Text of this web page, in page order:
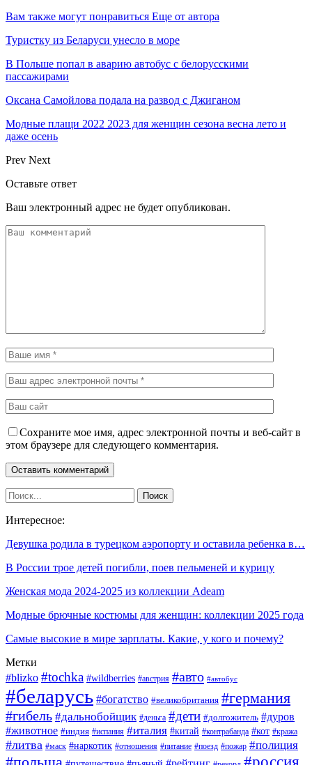
Вам также могут понравиться Еще от автора
Туристку из Беларуси унесло в море
В Польше попал в аварию автобус с белорусскими
пассажирами
Оксана Самойлова подала на развод с Джиганом
Модные плащи 2022 2023 для женщин сезона весна лето и
даже осень
Prev Next
Оставьте ответ
Ваш электронный адрес не будет опубликован.
Сохраните мое имя, адрес электронной почты и веб-сайт в
этом браузере для следующего комментария.
Интересное:
Девушка родила в турецком аэропорту и оставила ребенка в…
В России трое детей погибли, поев пельменей и курицу
Женская мода 2024-2025 из коллекции Adeam
Модные брючные костюмы для женщин: коллекции 2025 года
Самые высокие в мире зарплаты. Какие, у кого и почему?
Метки
#blizko #tochka #wildberries #австрия #авто #автобус
#беларусь #богатство #великобритания #германия
#гибель #дальнобойщик #деньга #дети #долгожитель #дуров
#животное #индия #испания #италия #китай #контрабанда #кот #кража
#литва #маск #наркотик #отношения #питание #поезд #пожар #полиция